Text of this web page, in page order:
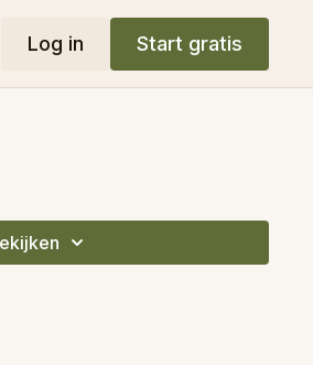
Log in Start gratis